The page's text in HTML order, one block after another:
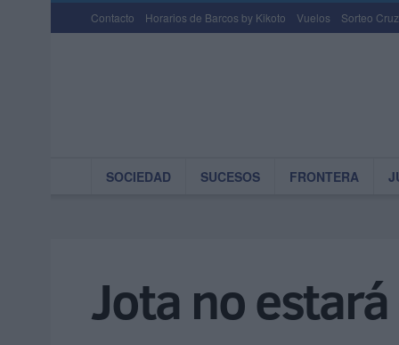
Contacto Horarios de Barcos by Kikoto Vuelos Sorteo
SOCIEDAD SUCESOS FRONTERA
Jota no